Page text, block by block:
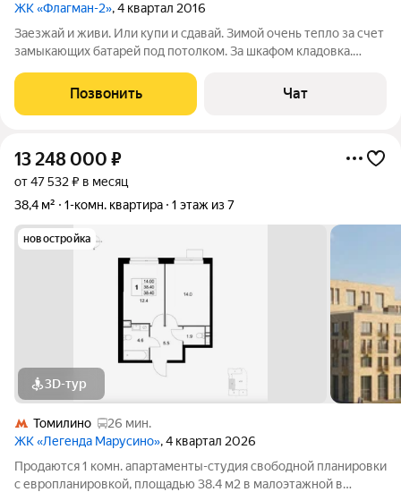
ЖК «Флагман-2», 4 квартал 2016
Заезжай и живи. Или купи и сдавай. Зимой очень тепло за счет
замыкающих батарей под потолком. За шкафом кладовка.
не нуждаюсь.Позвонить Чат
13 248 000 ₽
от 47 532 ₽ в месяц
38,4 м²
1-комн. квартира 1 этаж из 7
новостройка
3D-тур
Томилино
26 мин.
ЖК «Легенда Марусино», 4 квартал 2026
Продаются 1 комн. апартаменты-студия свободной планировки
с европланировкой, площадью 38.4 м2 в малоэтажной в